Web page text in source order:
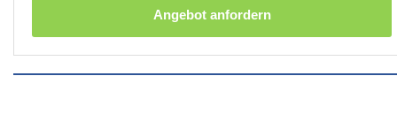
Angebot anfordern